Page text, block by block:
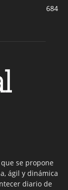
684
se propone
ágil y dinámica
diario de